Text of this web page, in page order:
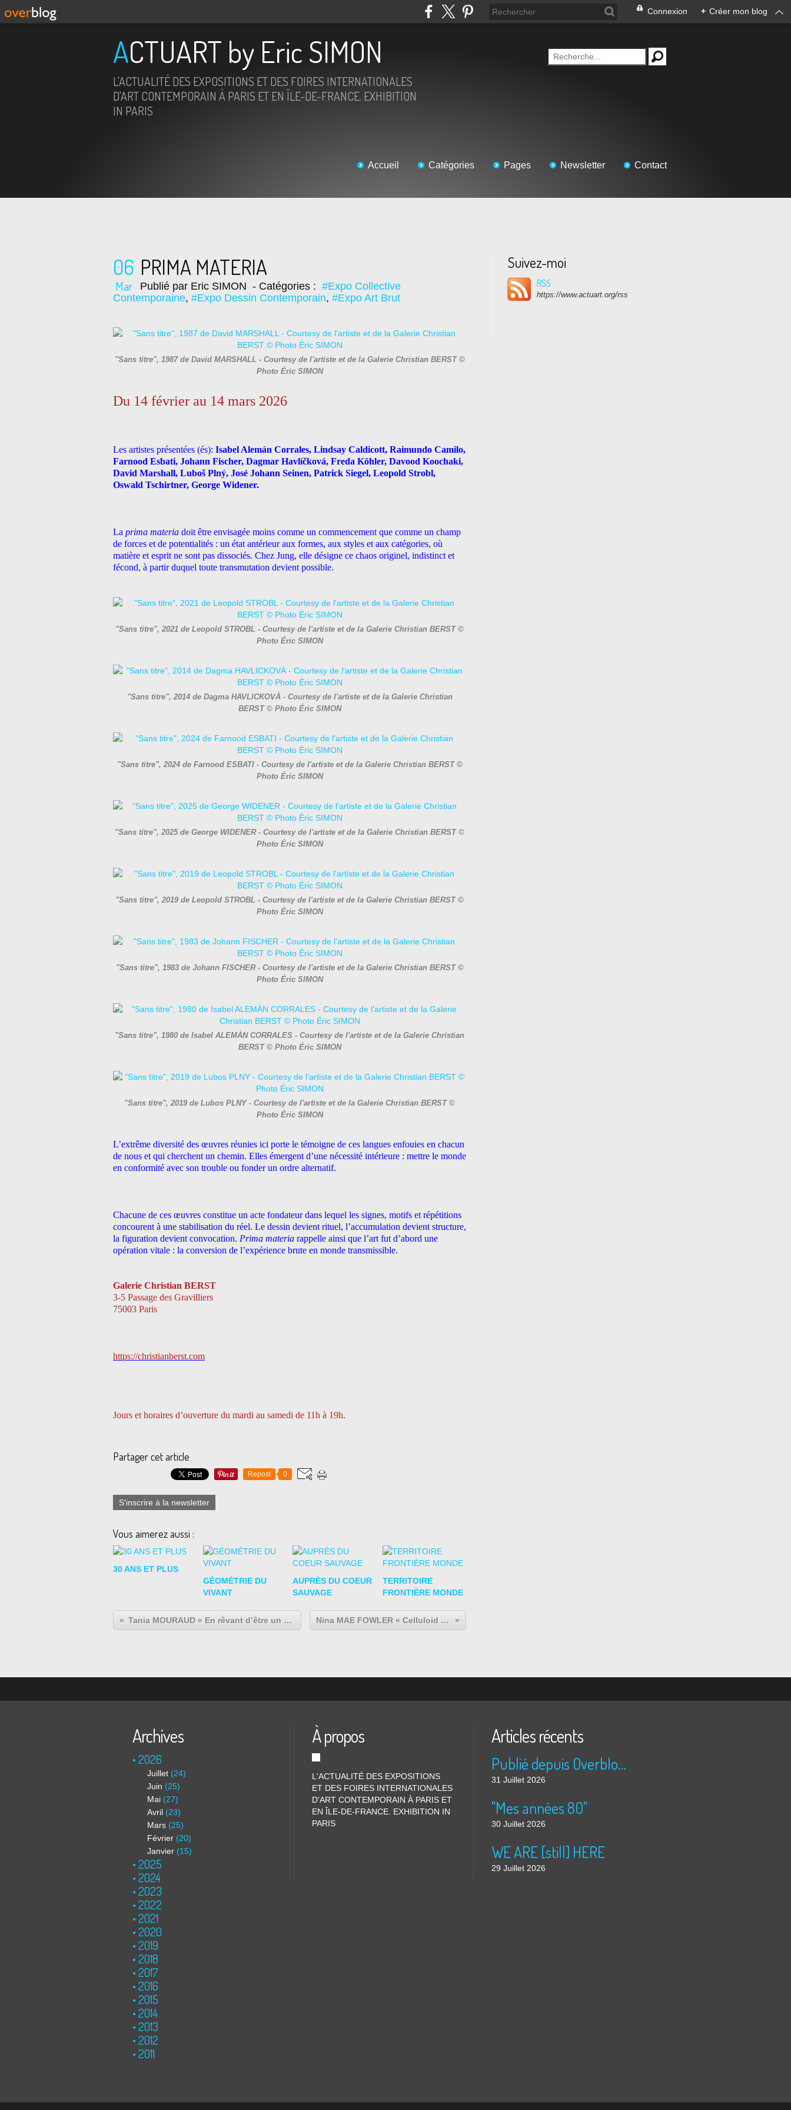
Connexion + Créer mon blog
ACTUART by Eric SIMON
L'ACTUALITÉ DES EXPOSITIONS ET DES FOIRES INTERNATIONALES
D'ART CONTEMPORAIN À PARIS ET EN ÎLE-DE-FRANCE. EXHIBITION
IN PARIS
Accueil Catégories Pages Newsletter Contact
06
Mar
PRIMA MATERIA
Publié par Eric SIMON - Catégories : #Expo Collective
Contemporaine, #Expo Dessin Contemporain, #Expo Art Brut
"Sans titre", 1987 de David MARSHALL - Courtesy de l'artiste et de la Galerie Christian BERST ©
Photo Éric SIMON
Du 14 février au 14 mars 2026
Les artistes présentées (és): Isabel Alemán Corrales, Lindsay Caldicott, Raimundo Camilo,
Farnood Esbati, Johann Fischer, Dagmar Havlíčková, Freda Köhler, Davood Koochaki,
David Marshall, Luboš Plný, José Johann Seinen, Patrick Siegel, Leopold Strobl,
Oswald Tschirtner, George Widener.
La prima materia doit être envisagée moins comme un commencement que comme un champ
de forces et de potentialités : un état antérieur aux formes, aux styles et aux catégories, où
matière et esprit ne sont pas dissociés. Chez Jung, elle désigne ce chaos originel, indistinct et
fécond, à partir duquel toute transmutation devient possible.
"Sans titre", 2021 de Leopold STROBL - Courtesy de l'artiste et de la Galerie Christian BERST ©
Photo Éric SIMON
"Sans titre", 2014 de Dagma HAVLICKOVÀ - Courtesy de l'artiste et de la Galerie Christian
BERST © Photo Éric SIMON
"Sans titre", 2024 de Farnood ESBATI - Courtesy de l'artiste et de la Galerie Christian BERST ©
Photo Éric SIMON
"Sans titre", 2025 de George WIDENER - Courtesy de l'artiste et de la Galerie Christian BERST ©
Photo Éric SIMON
"Sans titre", 2019 de Leopold STROBL - Courtesy de l'artiste et de la Galerie Christian BERST ©
Photo Éric SIMON
"Sans titre", 1983 de Johann FISCHER - Courtesy de l'artiste et de la Galerie Christian BERST ©
Photo Éric SIMON
"Sans titre", 1980 de Isabel ALEMÀN CORRALES - Courtesy de l'artiste et de la Galerie Christian
BERST © Photo Éric SIMON
"Sans titre", 2019 de Lubos PLNY - Courtesy de l'artiste et de la Galerie Christian BERST ©
Photo Éric SIMON
L’extrême diversité des œuvres réunies ici porte le témoigne de ces langues enfouies en chacun
de nous et qui cherchent un chemin. Elles émergent d’une nécessité intérieure : mettre le monde
en conformité avec son trouble ou fonder un ordre alternatif.
Chacune de ces œuvres constitue un acte fondateur dans lequel les signes, motifs et répétitions
concourent à une stabilisation du réel. Le dessin devient rituel, l’accumulation devient structure,
la figuration devient convocation. Prima materia rappelle ainsi que l’art fut d’abord une
opération vitale : la conversion de l’expérience brute en monde transmissible.
Galerie Christian BERST
3-5 Passage des Gravilliers
75003 Paris
https://christianberst.com
Jours et horaires d’ouverture du mardi au samedi de 11h à 19h.
Partager cet article
Repost 0
S'inscrire à la newsletter
Vous aimerez aussi :
30 ANS ET PLUS
GÉOMÉTRIE DU
VIVANT
AUPRÈS DU COEUR
SAUVAGE
TERRITOIRE
FRONTIÈRE MONDE
Tania MOURAUD « En rêvant d’être un papillon » Nina MAE FOWLER « Celluloid Studio »
Suivez-moi
RSS
https://www.actuart.org/rss
Archives
2026
Juillet (24)
Juin (25)
Mai (27)
Avril (23)
Mars (25)
Février (20)
Janvier (15)
2025
2024
2023
2022
2021
2020
2019
2018
2017
2016
2015
2014
2013
2012
2011
À propos
L'ACTUALITÉ DES EXPOSITIONS
ET DES FOIRES INTERNATIONALES
D'ART CONTEMPORAIN À PARIS ET
EN ÎLE-DE-FRANCE. EXHIBITION IN
PARIS
Articles récents
Publié depuis Overblog et Facebook
31 Juillet 2026
"Mes années 80"
30 Juillet 2026
WE ARE [still] HERE
29 Juillet 2026